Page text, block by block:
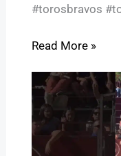
#torosbravos
Read More »